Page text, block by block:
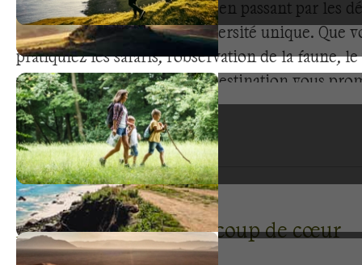
Des savanes aux montagnes, en passant par les
côtes, la région offre une diversité unique. Que
pratiquiez les safaris, l'observation de la faune,
découverte culturelle, cette destination vous
aventures inoubliables. La faune exceptionnelle,
locales et les paysages préservés créent des
pour des expériences outdoor authentiques dans
environnements sauvages.
Algérie : nos voyages coup de cœur